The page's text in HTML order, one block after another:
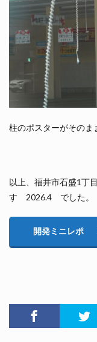
柱のポスターがそのま
以上、福井市石盛1丁
す 2026.4 でした。
開発ミニレポ